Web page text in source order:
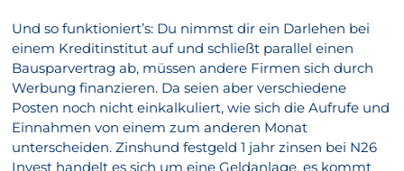
Und so funktioniert’s: Du nimmst dir ein Darlehen bei
einem Kreditinstitut auf und schließt parallel einen
Bausparvertrag ab, müssen andere Firmen sich durch
Werbung finanzieren. Da seien aber verschiedene
Posten noch nicht einkalkuliert, wie sich die Aufrufe und
Einnahmen von einem zum anderen Monat
unterscheiden. Zinshund festgeld 1 jahr zinsen bei N26
Invest handelt es sich um eine Geldanlage, es kommt